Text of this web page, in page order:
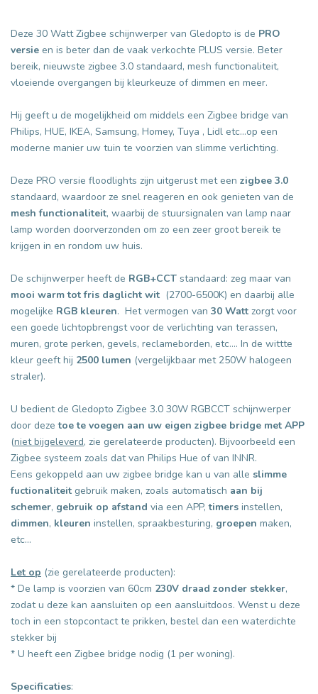
Deze 30 Watt Zigbee schijnwerper van Gledopto is de PRO
versie en is beter dan de vaak verkochte PLUS versie. Beter
bereik, nieuwste zigbee 3.0 standaard, mesh functionaliteit,
vloeiende overgangen bij kleurkeuze of dimmen en meer.
Hij geeft u de mogelijkheid om middels een Zigbee bridge van
Philips, HUE, IKEA, Samsung, Homey, Tuya , Lidl etc...op een
moderne manier uw tuin te voorzien van slimme verlichting.
Deze PRO versie floodlights zijn uitgerust met een zigbee 3.0
standaard, waardoor ze snel reageren en ook genieten van de
mesh functionaliteit, waarbij de stuursignalen van lamp naar
lamp worden doorverzonden om zo een zeer groot bereik te
krijgen in en rondom uw huis.
De schijnwerper heeft de RGB+CCT standaard: zeg maar van
mooi warm tot fris daglicht wit (2700-6500K) en daarbij alle
mogelijke RGB kleuren. Het vermogen van 30 Watt zorgt voor
een goede lichtopbrengst voor de verlichting van terassen,
muren, grote perken, gevels, reclameborden, etc.... In de wittte
kleur geeft hij 2500 lumen (vergelijkbaar met 250W halogeen
straler).
U bedient de Gledopto Zigbee 3.0 30W RGBCCT schijnwerper
door dezetoe te voegen aan uw eigen zigbee bridge met APP
(niet bijgeleverd, zie gerelateerde producten). Bijvoorbeeld een
Zigbee systeem zoals dat van Philips Hue of van INNR.
Eens gekoppeld aan uw zigbee bridge kan u van alle slimme
fuctionaliteit gebruik maken, zoals automatisch aan bij
schemer, gebruik op afstand via een APP,timers instellen,
dimmen, kleuren instellen, spraakbesturing, groepen maken,
etc...
Let op (zie gerelateerde producten):
* De lamp is voorzien van 60cm 230V draad zonder stekker,
zodat u deze kan aansluiten op een aansluitdoos. Wenst u deze
toch in een stopcontact te prikken, bestel dan een waterdichte
stekker bij
* U heeft een Zigbee bridge nodig (1 per woning).
Specificaties: